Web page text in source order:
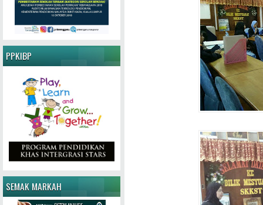
PPKIBP
SEMAK MARKAH